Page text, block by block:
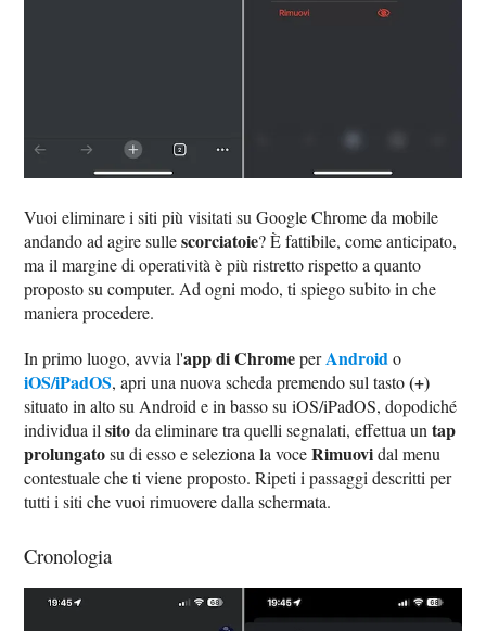
Vuoi eliminare i siti più visitati su Google Chrome da mobile
andando ad agire sullescorciatoie? È fattibile, come anticipato,
ma il margine di operatività è più ristretto rispetto a quanto
proposto su computer. Ad ogni modo, ti spiego subito in che
maniera procedere.
In primo luogo, avvia l'app di ChromeperAndroid o
iOS/iPadOS, apri una nuova scheda premendo sul tasto(+)
situato in alto su Android e in basso su iOS/iPadOS, dopodiché
individua ilsitoda eliminare tra quelli segnalati, effettua untap
prolungatosu di esso e seleziona la voceRimuovidal menu
contestuale che ti viene proposto. Ripeti i passaggi descritti per
tutti i siti che vuoi rimuovere dalla schermata.
Cronologia